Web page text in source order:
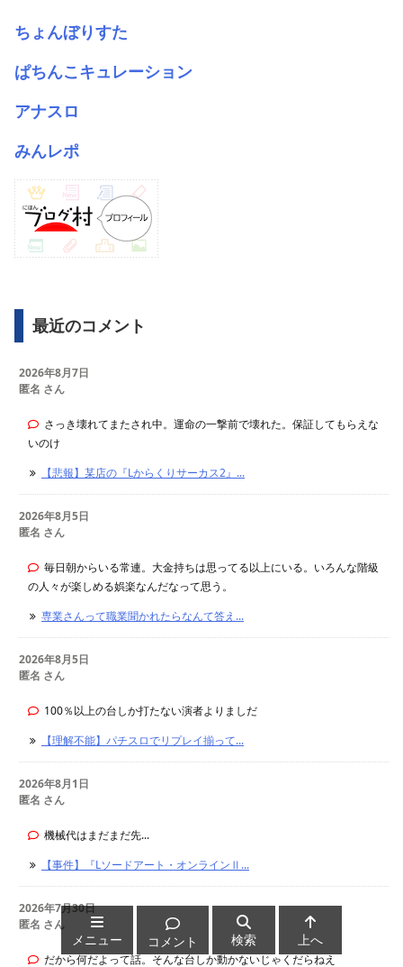
ちょんぼりすた
ぱちんこキュレーション
アナスロ
みんレポ
最近のコメント
2026年8月7日
匿名 さん
さっき壊れてまたされ中。運命の一撃前で壊れた。保証してもらえな
いのけ
【悲報】某店の『Lからくりサーカス2』...
2026年8月5日
匿名 さん
毎日朝からいる常連。大金持ちは思ってる以上にいる。いろんな階級
の人々が楽しめる娯楽なんだなって思う。
専業さんって職業聞かれたらなんて答え...
2026年8月5日
匿名 さん
100％以上の台しか打たない演者よりましだ
【理解不能】パチスロでリプレイ揃って...
2026年8月1日
匿名 さん
機械代はまだまだ先...
【事件】『Lソードアート・オンラインⅡ...
2026年7月30日
匿名 さん
だから何だよって話。そんな台しか動かないじゃくだらねえ
メニュー コメント 検索 上へ